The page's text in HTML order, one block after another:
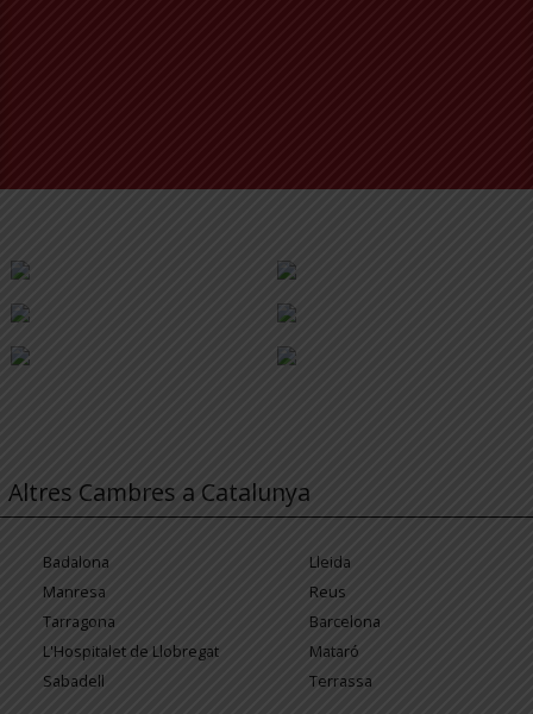
Altres Cambres a Catalunya
Badalona
Lleida
Manresa
Reus
Tarragona
Barcelona
L'Hospitalet de Llobregat
Mataró
Sabadell
Terrassa